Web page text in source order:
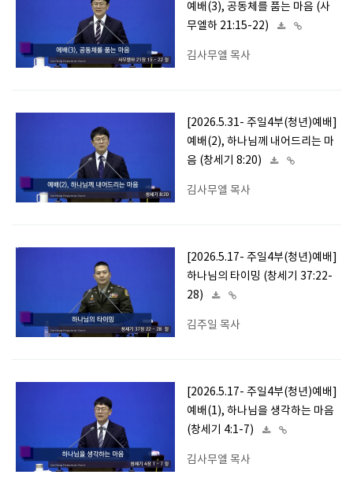
예배(3), 공동체를 품는 마음 (사
무엘하 21:15-22)
김사무엘 목사
[2026.5.31- 주일4부(청년)예배]
예배(2), 하나님께 내어드리는 마
음 (창세기 8:20)
김사무엘 목사
[2026.5.17- 주일4부(청년)예배]
하나님의 타이밍 (창세기 37:22-
28)
김주일 목사
[2026.5.17- 주일4부(청년)예배]
예배(1), 하나님을 생각하는 마음
(창세기 4:1-7)
김사무엘 목사